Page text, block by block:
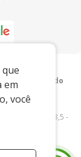
em
você
o
podendo
12|
Lian, Km 28,5 -
- E-mail: